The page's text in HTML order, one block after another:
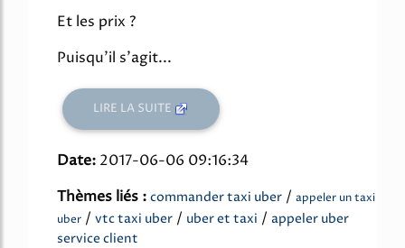
Et les prix ?
Puisqu'il s'agit...
LIRE LA SUITE
Date: 2017-06-06 09:16:34
Thèmes liés : commander taxi uber / appeler un taxi
uber / vtc taxi uber / uber et taxi / appeler uber
service client